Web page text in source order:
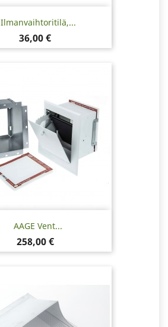
Ilmanvaihtoritilä,...
Hinta
36,00 €
AAGE Vent...
Hinta
258,00 €